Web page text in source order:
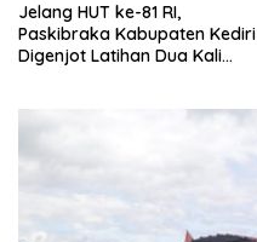
Jelang HUT ke-81 RI,
Paskibraka Kabupaten Kediri
Digenjot Latihan Dua Kali